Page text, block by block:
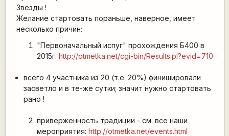
Звезды !
Желание стартовать пораньше, наверное, имеет
несколько причин:
"Первоначальный испуг" прохождения Б400 в
2015г. http://otmetka.net/cgi-bin/Results.pl?evid=710
всего 4 участника из 20 (т.е. 20%) финишировали
засветло и в те-же сутки; значит нужно стартовать
рано !
приверженность традиции - см. все наши
мероприятия: http://otmetka.net/events.html